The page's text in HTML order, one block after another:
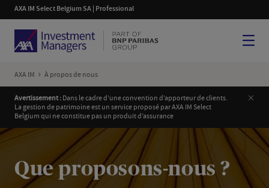
AXA IM Select Belgium SA | Professional
AXA IM À propos de nous
Avertissement :Dans le cadre d’une convention d’apporteur de clients.
La gestion de patrimoine est un service proposé par AXA IM Select
Belgium qui ne constitue pas un produit d’assurance
Que proposons-nous ?